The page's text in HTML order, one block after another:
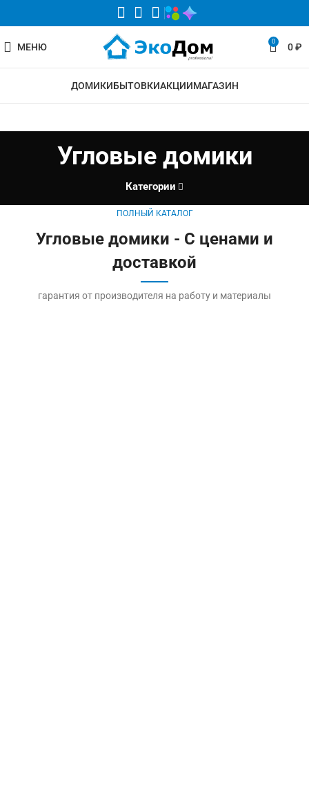
МЕНЮ 0 0₽
ДОМИКИБЫТОВКИАКЦИИМАГАЗИН
Угловые домики
Категории
ПОЛНЫЙ КАТАЛОГ
Угловые домики - С ценами и
доставкой
гарантия от производителя на работу и материалы